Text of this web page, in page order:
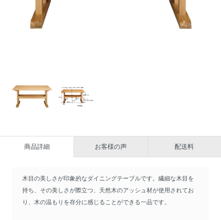
商品詳細 お客様の声 配送料
木目の美しさが印象的なダイニングテーブルです。繊細な木目を
持ち、その美しさが際立つ、天然木のアッシュ材が使用されてお
り、木の温もりを存分に感じることができる一品です。